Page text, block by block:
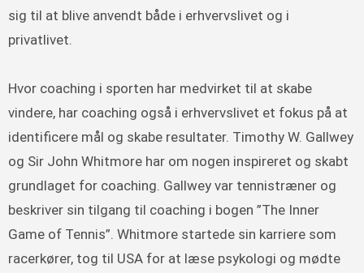
sig til at blive anvendt både i erhvervslivet og i
privatlivet.
Hvor coaching i sporten har medvirket til at skabe
vindere, har coaching også i erhvervslivet et fokus på at
identificere mål og skabe resultater. Timothy W. Gallwey
og Sir John Whitmore har om nogen inspireret og skabt
grundlaget for coaching. Gallwey var tennistræner og
beskriver sin tilgang til coaching i bogen ”The Inner
Game of Tennis”. Whitmore startede sin karriere som
racerkører, tog til USA for at læse psykologi og mødte